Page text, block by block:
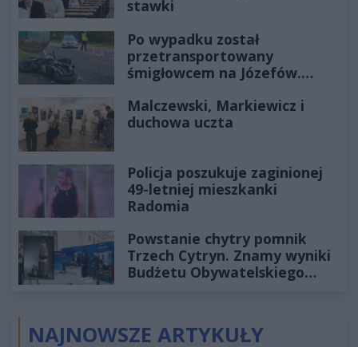
stawki
Po wypadku został
przetransportowany
śmigłowcem na Józefów.
Malczewski, Markiewicz i
duchowa uczta
Policja poszukuje zaginionej
49-letniej mieszkanki
Radomia
Powstanie chytry pomnik
Trzech Cytryn. Znamy wyniki
Budżetu Obywatelskiego
NAJNOWSZE ARTYKUŁY